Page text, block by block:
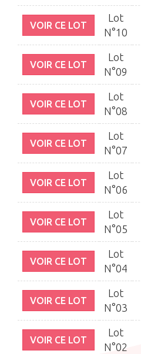
VOIR CE LOT
Lot
N°10
VOIR CE LOT
Lot
N°09
VOIR CE LOT
Lot
N°08
VOIR CE LOT
Lot
N°07
VOIR CE LOT
Lot
N°06
VOIR CE LOT
Lot
N°05
VOIR CE LOT
Lot
N°04
VOIR CE LOT
Lot
N°03
VOIR CE LOT
Lot
N°02